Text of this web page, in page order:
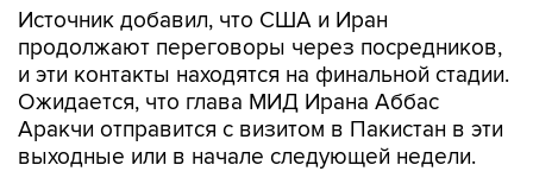
Источник добавил, что США и Иран
продолжают переговоры через посредников,
и эти контакты находятся на финальной стадии.
Ожидается, что глава МИД Ирана Аббас
Аракчи отправится с визитом в Пакистан в эти
выходные или в начале следующей недели.